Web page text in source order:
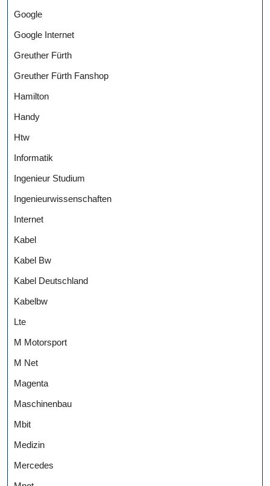
Google
Google Internet
Greuther Fürth
Greuther Fürth Fanshop
Hamilton
Handy
Htw
Informatik
Ingenieur Studium
Ingenieurwissenschaften
Internet
Kabel
Kabel Bw
Kabel Deutschland
Kabelbw
Lte
M Motorsport
M Net
Magenta
Maschinenbau
Mbit
Medizin
Mercedes